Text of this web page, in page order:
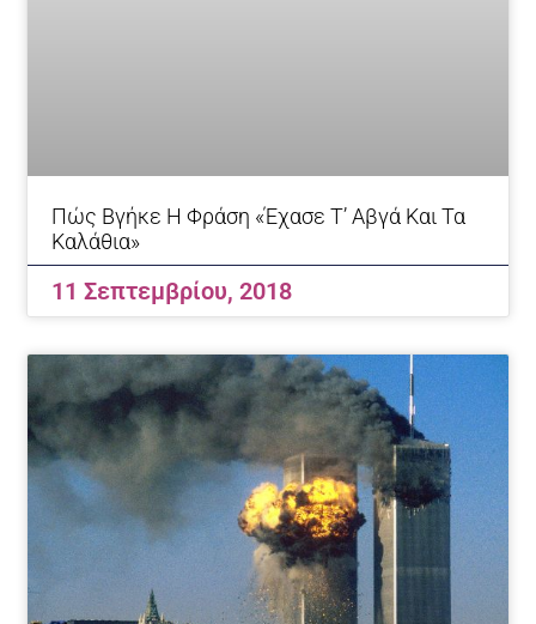
Πώς Βγήκε Η Φράση «έχασε Τ’ Αβγά Και Τα
Καλάθια»
11 Σεπτεμβρίου, 2018